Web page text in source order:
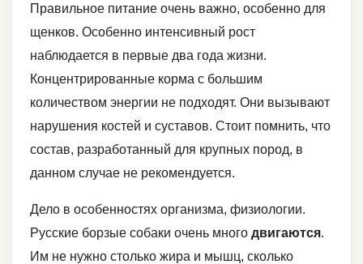
Правильное питание очень важно, особенно для
щенков. Особенно интенсивный рост
наблюдается в первые два года жизни.
Концентрированные корма с большим
количеством энергии не подходят. Они вызывают
нарушения костей и суставов. Стоит помнить, что
состав, разработанный для крупных пород, в
данном случае не рекомендуется.
Дело в особенностях организма, физиологии.
Русские борзые собаки очень много двигаются.
Им не нужно столько жира и мышц, сколько